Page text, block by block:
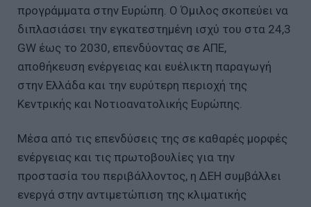
προγράμματα στην Ευρώπη. Ο Όμιλος σκοπεύει να
διπλασιάσει την εγκατεστημένη ισχύ του στα 24,3
GW έως το 2030, επενδύοντας σε ΑΠΕ,
αποθήκευση ενέργειας και ευέλικτη παραγωγή
στην Ελλάδα και την ευρύτερη περιοχή της
Κεντρικής και Νοτιοανατολικής Ευρώπης.
Μέσα από τις επενδύσεις της σε καθαρές μορφές
ενέργειας και τις πρωτοβουλίες για την
προστασία του περιβάλλοντος, η ΔΕΗ συμβάλλει
ενεργά στην αντιμετώπιση της κλιματικής